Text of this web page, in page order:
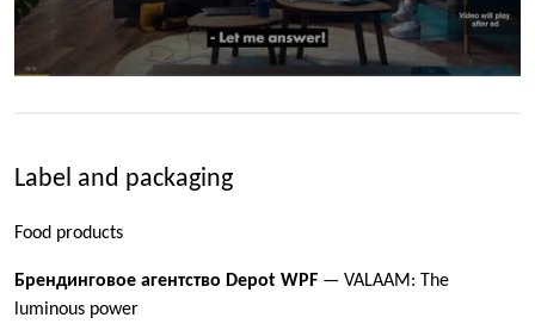
Label and packaging
Food products
Брендинговое агентство Depot WPF — VALAAM: The
luminous power